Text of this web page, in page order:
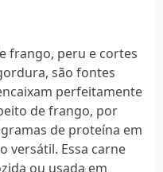
frango, peru e cortes
são fontes
perfeitamente
de frango, por
de proteína em
versátil. Essa carne
ou usada em